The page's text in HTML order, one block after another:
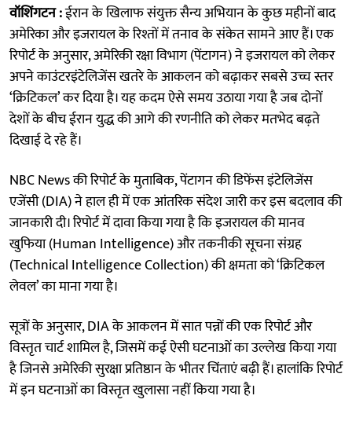
वॉशिंगटन :ईरान के खिलाफ संयुक्त सैन्य अभियान के कुछ महीनों बाद
अमेरिका और इजरायल के रिश्तों में तनाव के संकेत सामने आए हैं। एक
रिपोर्ट के अनुसार, अमेरिकी रक्षा विभाग (पेंटागन) ने इजरायल को लेकर
अपने काउंटरइंटेलिजेंस खतरे के आकलन को बढ़ाकर सबसे उच्च स्तर
‘क्रिटिकल’ कर दिया है। यह कदम ऐसे समय उठाया गया है जब दोनों
देशों के बीच ईरान युद्ध की आगे की रणनीति को लेकर मतभेद बढ़ते
दिखाई दे रहे हैं।
NBC News की रिपोर्ट के मुताबिक, पेंटागन की डिफेंस इंटेलिजेंस
एजेंसी (DIA) ने हाल ही में एक आंतरिक संदेश जारी कर इस बदलाव की
जानकारी दी। रिपोर्ट में दावा किया गया है कि इजरायल की मानव
खुफिया (Human Intelligence) और तकनीकी सूचना संग्रह
(Technical Intelligence Collection) की क्षमता को ‘क्रिटिकल
लेवल’ का माना गया है।
सूत्रों के अनुसार, DIA के आकलन में सात पन्नों की एक रिपोर्ट और
विस्तृत चार्ट शामिल है, जिसमें कई ऐसी घटनाओं का उल्लेख किया गया
है जिनसे अमेरिकी सुरक्षा प्रतिष्ठान के भीतर चिंताएं बढ़ी हैं। हालांकि रिपोर्ट
में इन घटनाओं का विस्तृत खुलासा नहीं किया गया है।